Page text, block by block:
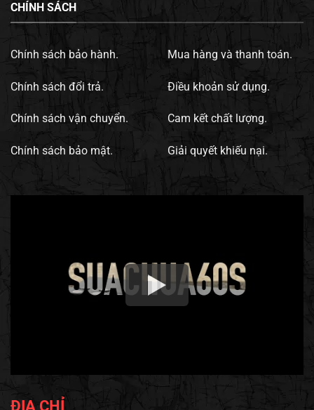
CHÍNH SÁCH
Chính sách bảo hành.
Chính sách đổi trả.
Chính sách vận chuyển.
Chính sách bảo mật.
Mua hàng và thanh toán.
Điều khoản sử dụng.
Cam kết chất lượng.
Giải quyết khiếu nại.
ĐỊA CHỈ